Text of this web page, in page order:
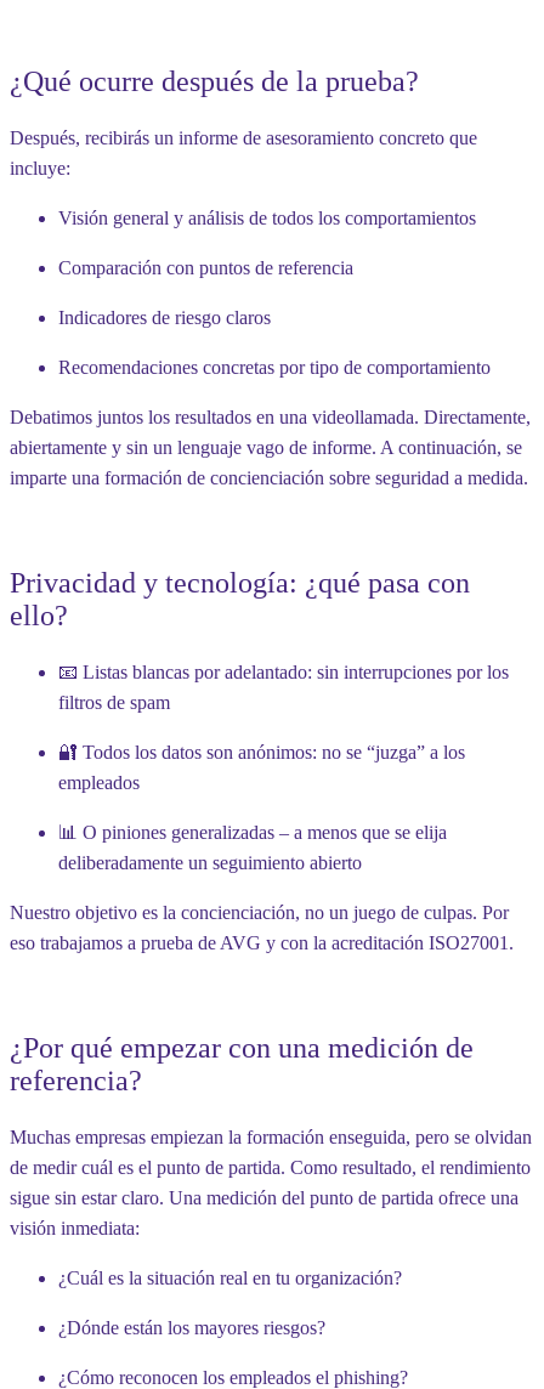
¿Qué ocurre después de la prueba?
Después, recibirás un informe de asesoramiento concreto que
incluye:
Visión general y análisis de todos los comportamientos
Comparación con puntos de referencia
Indicadores de riesgo claros
Recomendaciones concretas por tipo de comportamiento
Debatimos juntos los resultados en una videollamada. Directamente,
abiertamente y sin un lenguaje vago de informe. A continuación, se
imparte una formación de concienciación sobre seguridad a medida.
Privacidad y tecnología: ¿qué pasa con
ello?
📧 Listas blancas por adelantado: sin interrupciones por los
filtros de spam
🔐 Todos los datos son anónimos: no se “juzga” a los
empleados
📊 O piniones generalizadas – a menos que se elija
deliberadamente un seguimiento abierto
Nuestro objetivo es la concienciación, no un juego de culpas. Por
eso trabajamos a prueba de AVG y con la acreditación ISO27001.
¿Por qué empezar con una medición de
referencia?
Muchas empresas empiezan la formación enseguida, pero se olvidan
de medir cuál es el punto de partida. Como resultado, el rendimiento
sigue sin estar claro. Una medición del punto de partida ofrece una
visión inmediata:
¿Cuál es la situación real en tu organización?
¿Dónde están los mayores riesgos?
¿Cómo reconocen los empleados el phishing?